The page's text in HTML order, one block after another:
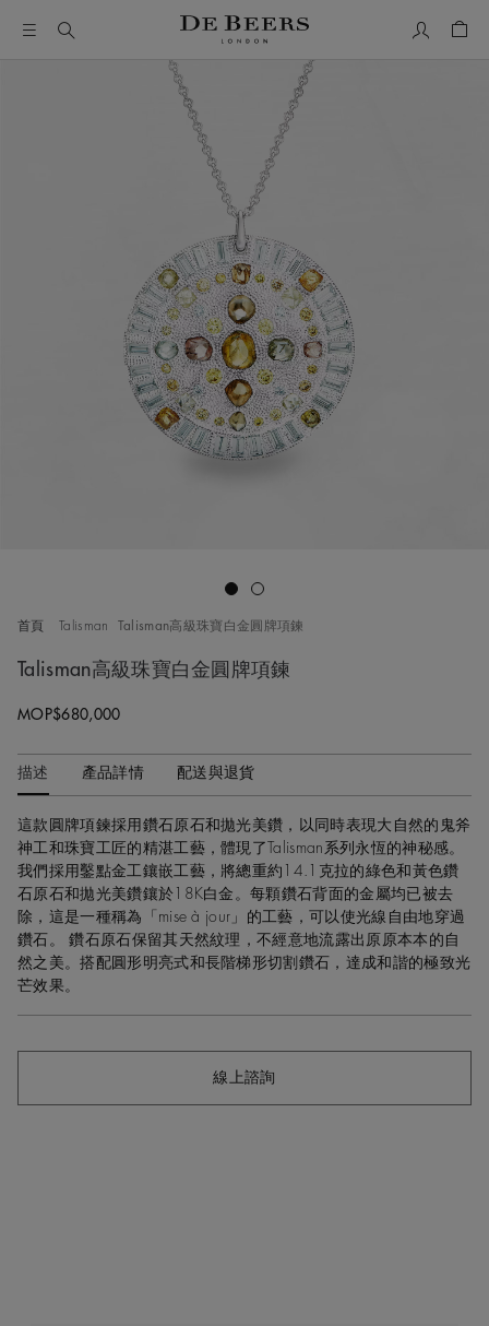
这是一个带有一张大图像和下面的缩略图轨道的轮播。使用
首頁 Talisman Talisman高級珠寶白金圓牌項鍊
Talisman高級珠寶白金圓牌項鍊
MOP$680,000
描述 產品詳情 配送與退貨
這款圓牌項鍊採用鑽石原石和拋光美鑽，以同時表現大自然的鬼斧
神工和珠寶工匠的精湛工藝，體現了Talisman系列永恆的神秘感。
我們採用鑿點金工鑲嵌工藝，將總重約14.1克拉的綠色和黃色鑽
石原石和拋光美鑽鑲於18K白金。每顆鑽石背面的金屬均已被去
除，這是一種稱為「mise à jour」的工藝，可以使光線自由地穿過
鑽石。 鑽石原石保留其天然紋理，不經意地流露出原原本本的自
然之美。搭配圓形明亮式和長階梯形切割鑽石，達成和諧的極致光
芒效果。
線上諮詢